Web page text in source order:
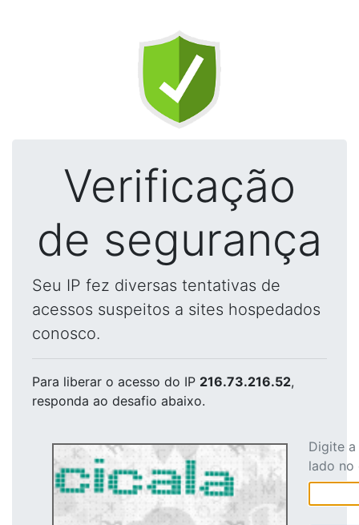
Verificação
de segurança
Seu IP fez diversas tentativas de
acessos suspeitos a sites hospedados
conosco.
Para liberar o acesso do IP 216.73.216.52,
responda ao desafio abaixo.
Digite
lado no